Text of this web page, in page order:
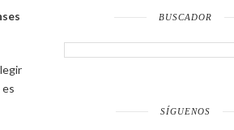
BUSCADOR
SÍGUENOS